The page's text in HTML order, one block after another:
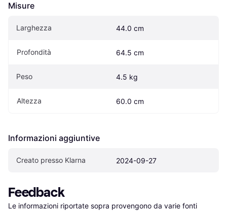
Misure
Larghezza 44.0 cm
Profondità 64.5 cm
Peso 4.5 kg
Altezza 60.0 cm
Informazioni aggiuntive
Creato presso Klarna 2024-09-27
Feedback
Le informazioni riportate sopra provengono da varie fonti